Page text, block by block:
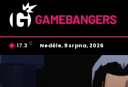
17.3 C Czech
Neděle, 9 srpna, 2026